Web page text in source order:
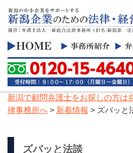
新潟で顧問弁護士をお探しの方は
律事務所へ > 新着情報 > ズバッと
ズバッと法談